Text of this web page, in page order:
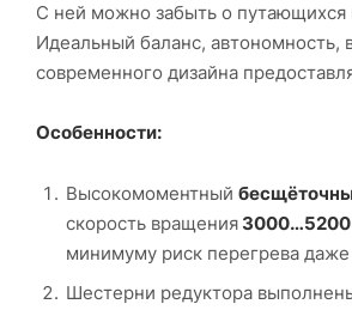
С ней можно забыть о путающихся
Идеальный баланс, автономность,
современного дизайна
Особенности:
Высокомоментный
скорость вращения3000…5200
минимуму риск перегрева
Шестерни редуктора